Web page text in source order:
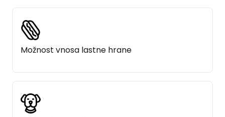
Možnost vnosa lastne hrane